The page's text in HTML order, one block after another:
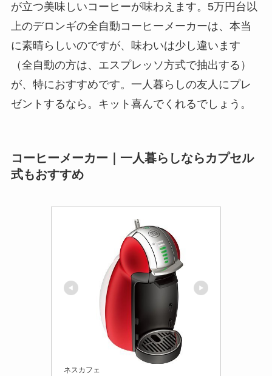
が立つ美味しいコーヒーが味わえます。5万円台以
上のデロンギの全自動コーヒーメーカーは、本当
に素晴らしいのですが、味わいは少し違います
（全自動の方は、エスプレッソ方式で抽出する）
が、特におすすめです。一人暮らしの友人にプレ
ゼントするなら。キット喜んでくれるでしょう。
コーヒーメーカー｜一人暮らしならカプセル
式もおすすめ
ネスカフェ